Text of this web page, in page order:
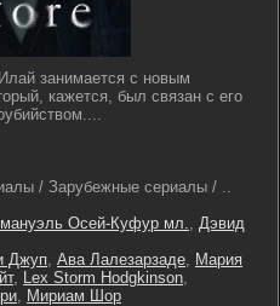
занимается с новым
кажется, был связан с его
/ Зарубежные сериалы / ..
Осей-Куфур мл., Дэвид
Джуп, Ава Лалезарзаде, Мария
, Lex Storm Hodgkinson,
, Мириам Шор